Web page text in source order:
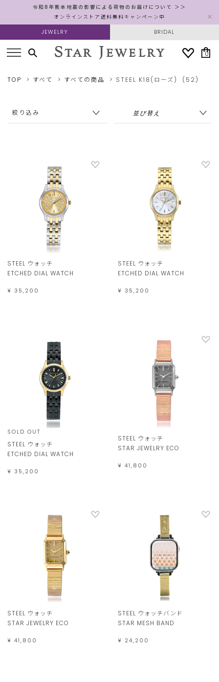
令和8年熊本地震の影響による荷物のお届けについて ＞＞
オンラインストア送料無料キャンペーン中
JEWELRY BRIDAL
0
TOP すべて すべての商品 STEEL K18(ローズ) (52)
絞り込み
STEEL ウォッチ
ETCHED DIAL WATCH
¥ 35,200
STEEL ウォッチ
ETCHED DIAL WATCH
¥ 35,200
SOLD OUT
STEEL ウォッチ
ETCHED DIAL WATCH
¥ 35,200
STEEL ウォッチ
STAR JEWELRY ECO
¥ 41,800
STEEL ウォッチ
STAR JEWELRY ECO
¥ 41,800
STEEL ウォッチバンド
STAR MESH BAND
¥ 24,200